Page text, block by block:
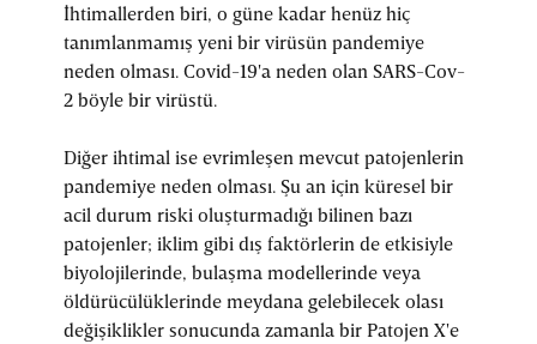
İhtimallerden biri, o güne kadar henüz hiç
tanımlanmamış yeni bir virüsün pandemiye
neden olması. Covid-19'a neden olan SARS-Cov-
2 böyle bir virüstü.
Diğer ihtimal ise evrimleşen mevcut patojenlerin
pandemiye neden olması. Şu an için küresel bir
acil durum riski oluşturmadığı bilinen bazı
patojenler; iklim gibi dış faktörlerin de etkisiyle
biyolojilerinde, bulaşma modellerinde veya
öldürücülüklerinde meydana gelebilecek olası
değişiklikler sonucunda zamanla bir Patojen X'e